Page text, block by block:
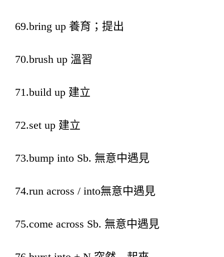
69.bring up 養育；提出
70.brush up 溫習
71.build up 建立
72.set up 建立
73.bump into Sb. 無意中遇見
74.run across / into無意中遇見
75.come across Sb. 無意中遇見